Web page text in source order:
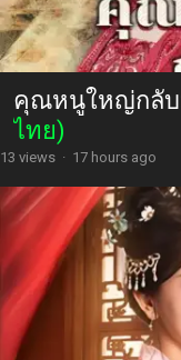
คุณหนูใหญ่กลับ
ไทย)
13 views · 17 hours ago